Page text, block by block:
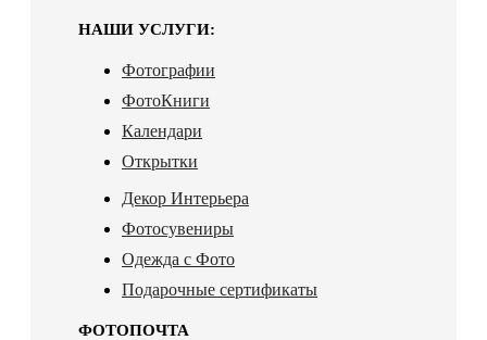
НАШИ УСЛУГИ:
Фотографии
ФотоКниги
Календари
Открытки
Декор Интерьера
Фотосувениры
Одежда с Фото
Подарочные сертификаты
ФОТОПОЧТА